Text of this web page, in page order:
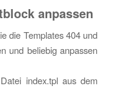
anpassen
die Templates 404 und
und beliebig anpassen
index.tpl aus dem